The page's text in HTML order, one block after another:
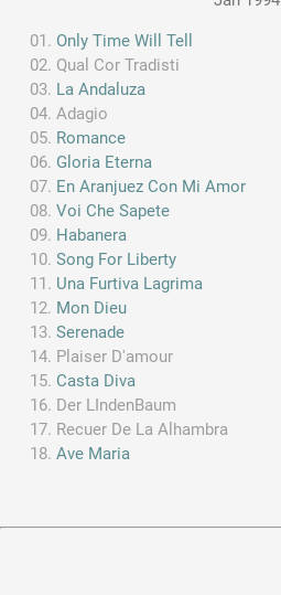
Only Time Will Tell
Qual Cor Tradisti
La Andaluza
Adagio
Romance
Gloria Eterna
En Aranjuez Con Mi Amor
Voi Che Sapete
Habanera
Song For Liberty
Una Furtiva Lagrima
Mon Dieu
Serenade
Plaiser D'amour
Casta Diva
Der LIndenBaum
Recuer De La Alhambra
Ave Maria